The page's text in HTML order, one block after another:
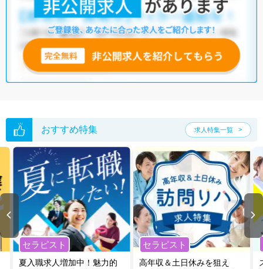
おすすめ特集 求人特集一覧
セラピスト
夏入職求人増加中！魅力的
セラピスト
高年収＆土日休みを狙え